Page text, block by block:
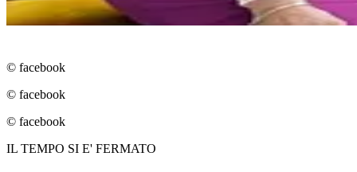
© facebook
© facebook
© facebook
IL TEMPO SI E' FERMATO